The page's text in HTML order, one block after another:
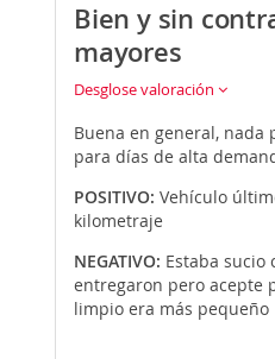
Bien y sin
mayores
Desglose valoración
Buena en general,
para días de alta
POSITIVO: Vehículo
kilometraje
NEGATIVO: Estaba sucio
entregaron pero acepte
limpio era más pequeño